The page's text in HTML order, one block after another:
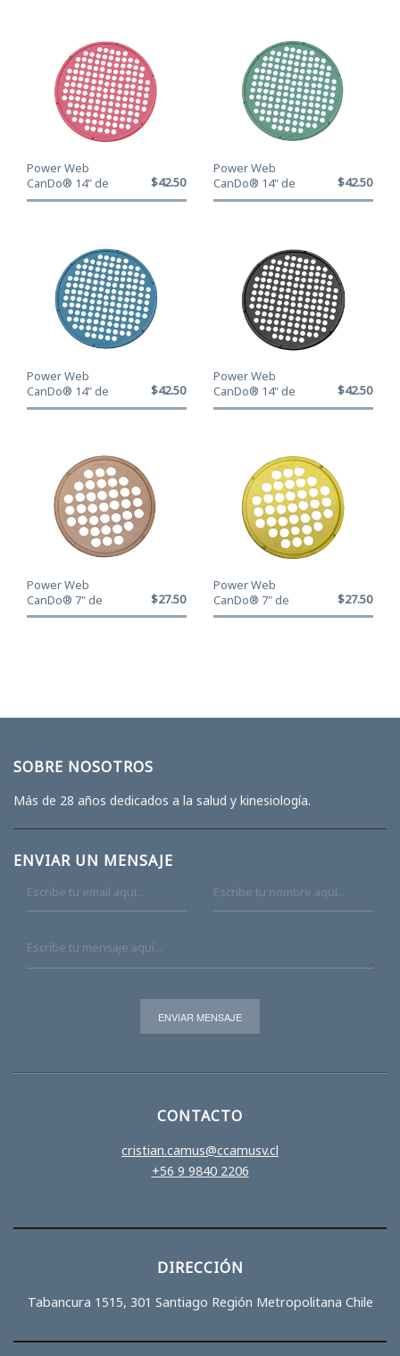
Power Web
CanDo® 14" de
diámetro - Color
$42.500
Power Web
CanDo® 14" de
diámetro - Color
$42.500
Power Web
CanDo® 14" de
diámetro - Color
$42.500
Power Web
CanDo® 14" de
diámetro - Color
$42.500
Power Web
CanDo® 7" de
diámetro - Color
$27.500
Power Web
CanDo® 7" de
diámetro - Color
$27.500
SOBRE NOSOTROS
Más de 28 años dedicados a la salud y kinesiología.
ENVIAR UN MENSAJE
CONTACTO
cristian.camus@ccamusv.cl
+56 9 9840 2206
DIRECCIÓN
Tabancura 1515, 301 Santiago Región Metropolitana Chile